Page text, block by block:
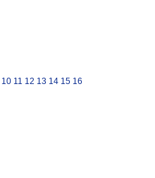
10 11 12 13 14 15 16